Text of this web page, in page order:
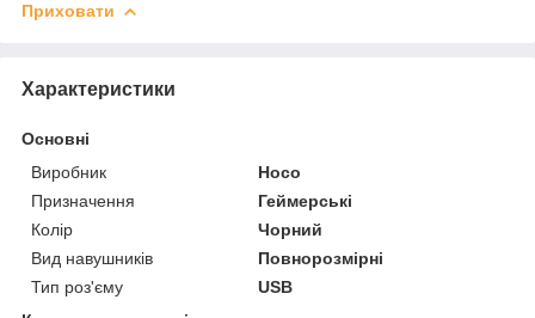
Приховати
Характеристики
Основні
Виробник
Hoco
Призначення
Геймерські
Колір
Чорний
Вид навушників
Повнорозмірні
Тип роз'єму
USB